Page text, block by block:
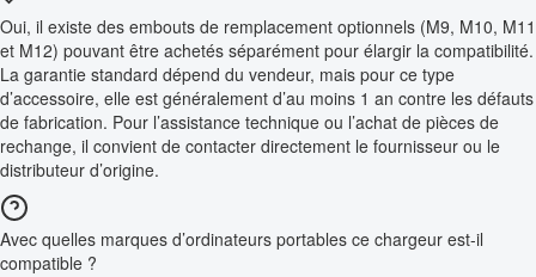
Oui, il existe des embouts de remplacement optionnels (M9, M10, M11
et M12) pouvant être achetés séparément pour élargir la compatibilité.
La garantie standard dépend du vendeur, mais pour ce type
d’accessoire, elle est généralement d’au moins 1 an contre les défauts
de fabrication. Pour l’assistance technique ou l’achat de pièces de
rechange, il convient de contacter directement le fournisseur ou le
distributeur d’origine.
Avec quelles marques d’ordinateurs portables ce chargeur est-il
compatible ?